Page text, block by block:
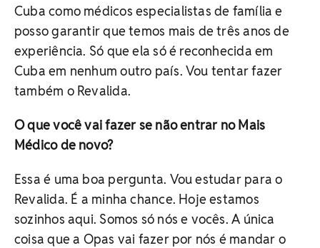
Cuba como médicos especialistas de família e
posso garantir que temos mais de três anos de
experiência. Só que ela só é reconhecida em
Cuba em nenhum outro país. Vou tentar fazer
também o Revalida.
O que você vai fazer se não entrar no Mais
Médico de novo?
Essa é uma boa pergunta. Vou estudar para o
Revalida. É a minha chance. Hoje estamos
sozinhos aqui. Somos só nós e vocês. A única
coisa que a Opas vai fazer por nós é mandar o